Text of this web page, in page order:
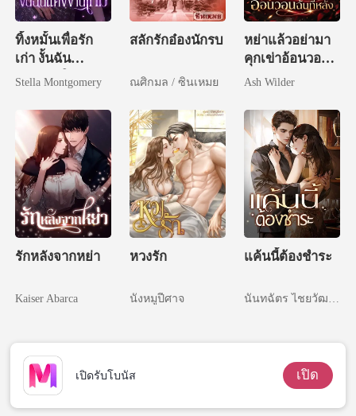
ทิ้งหมั้นเพื่อรัก
เก่า งั้นฉัน
แต่งงานใหม่
Stella Montgomery
สลักรักอ๋องนักรบ
ณศิกมล / ซินเหมย
หย่าแล้วอย่ามา
คุกเข่าอ้อนวอน
ฉันทีหลัง
Ash Wilder
รักหลังจากหย่า
Kaiser Abarca
หวงรัก
นังหมูปีศาจ
แค้นนี้ต้องชำระ
เปิดรับโบนัส เปิด